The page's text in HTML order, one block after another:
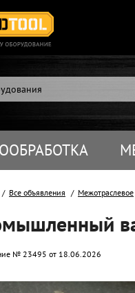
Все объявления Межотраслевое
№ 23495 от 18.06.2026